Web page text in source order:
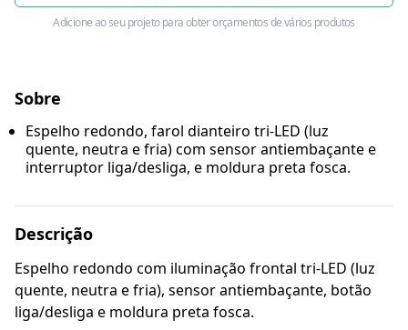
Adicione ao seu projeto para obter orçamentos de vários produtos
Sobre
Espelho redondo, farol dianteiro tri-LED (luz
quente, neutra e fria) com sensor antiembaçante e
interruptor liga/desliga, e moldura preta fosca.
Descrição
Espelho redondo com iluminação frontal tri-LED (luz
quente, neutra e fria), sensor antiembaçante, botão
liga/desliga e moldura preta fosca.